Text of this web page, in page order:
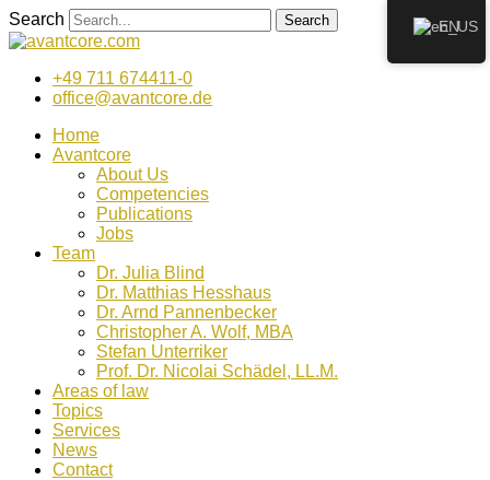
Zum
Inhalt
Search Search
+49 711 674411-0
office@avantcore.de
Home
Avantcore
About Us
Competencies
Publications
Jobs
Team
Dr. Julia Blind
Dr. Matthias Hesshaus
Dr. Arnd Pannenbecker
Christopher A. Wolf, MBA
Stefan Unterriker
Prof. Dr. Nicolai Schädel, LL.M.
Areas of law
Topics
Services
News
Contact
EN